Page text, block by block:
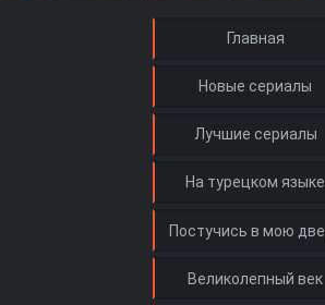
Главная
Новые сериалы
Лучшие сериалы
На турецком языке